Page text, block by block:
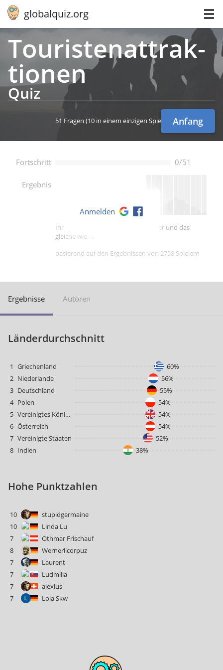
globalquiz.org
Tou­ris­te­nat­trak­
tio­nen
Quiz
51 Fragen (10 in einem einzigen Spiel) Anfang
Fortschritt 0/51
Ergebnis
Ihre Punktzahl ist besser als -- Spieler und das
gleiche wie --.
basierend auf den Ergebnissen von 2758 Spielern
Anmelden
Ergebnisse Autoren
Länderdurchschnitt
1 Griechenland
60%
2 Niederlande
56%
3 Deutschland
55%
4 Polen
54%
5
Vereinigtes Königreich
54%
6 Österreich
54%
7 Vereinigte Staaten
52%
8 Indien 38%
Hohe Punktzahlen
10
stupidgermaine
10
Linda Lu
7
Othmar Frischauf
8
Wernerlicorpuz
7
Laurent
7
Ludmilla
7
alexius
7
Lola Skw